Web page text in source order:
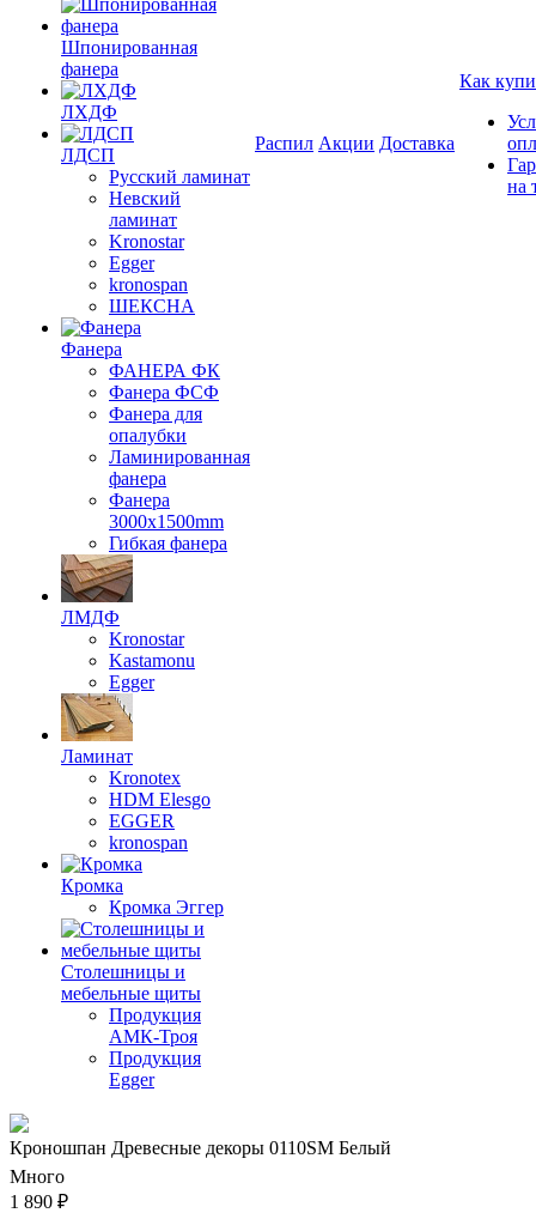
Шпонированная
фанера
ЛХДФ
ЛДСП
Русский ламинат
Невский
ламинат
Kronostar
Egger
kronospan
ШЕКСНА
Фанера
ФАНЕРА ФК
Фанера ФСФ
Фанера для
опалубки
Ламинированная
фанера
Фанера
3000х1500mm
Гибкая фанера
ЛМДФ
Kronostar
Kastamonu
Egger
Ламинат
Kronotex
HDM Elesgo
EGGER
kronospan
Кромка
Кромка Эггер
Столешницы и
мебельные щиты
Продукция
АМК-Троя
Продукция
Egger
Распил Акции Доставка
Как
на
Кроношпан Древесные декоры 0110SM Белый
Много
1 890 ₽